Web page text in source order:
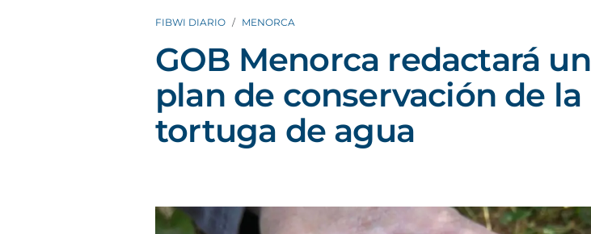
FIBWI DIARIO MENORCA
GOB Menorca redactará un
plan de conservación de la
tortuga de agua